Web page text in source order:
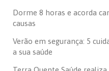
Dorme 8 horas e acorda
causas
Verão em segurança: 5
a sua saúde